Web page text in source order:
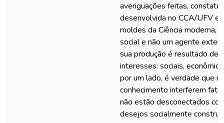
averiguações feitas,
desenvolvida no CCA/UFV
moldes da Ciência moderna,
social e não um agente
sua produção é resultado de
interesses: sociais,
por um lado, é verdade que
conhecimento interferem
não estão desconectados
desejos socialmente